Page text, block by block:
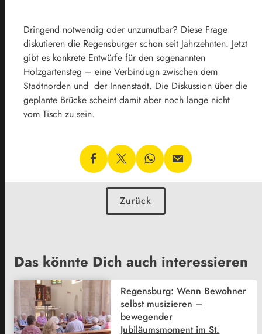
Dringend notwendig oder unzumutbar? Diese Frage
diskutieren die Regensburger schon seit Jahrzehnten. Jetzt
gibt es konkrete Entwürfe für den sogenannten
Holzgartensteg – eine Verbindugn zwischen dem
Stadtnorden und der Innenstadt. Die Diskussion über die
geplante Brücke scheint damit aber noch lange nicht
vom Tisch zu sein.
Zurück
Das könnte Dich auch interessieren
Regensburg: Wenn Bewohner
selbst musizieren –
bewegender
Jubiläumsmoment im St.